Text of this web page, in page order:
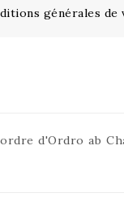
générales de
d'Ordro ab